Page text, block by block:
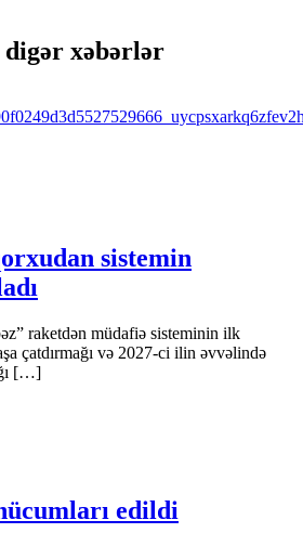
digər xəbərlər
sistemin
raketdən müdafiə sisteminin ilk
çatdırmağı və 2027-ci ilin əvvəlində
[…]
edildi